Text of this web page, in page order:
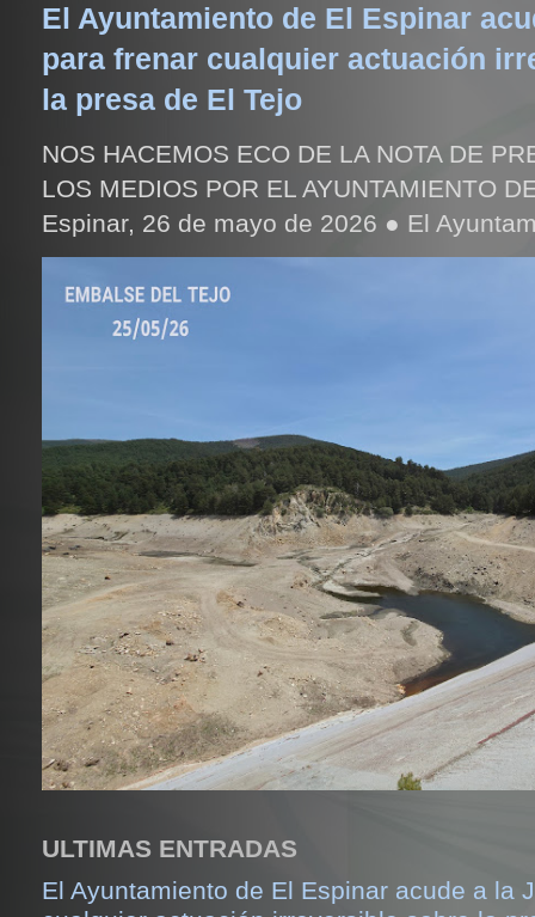
El Ayuntamiento de El Espinar
para frenar cualquier actuación
la presa de El Tejo
NOS HACEMOS ECO DE LA NOTA DE
LOS MEDIOS POR EL AYUNTAMIENTO
Espinar, 26 de mayo de 2026 ● El
ULTIMAS ENTRADAS
El Ayuntamiento de El Espinar acude a la